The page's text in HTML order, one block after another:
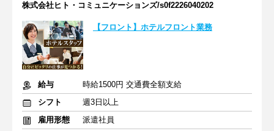
株式会社ヒト・コミュニケーションズ/s0f2226040202
【フロント】ホテルフロント業務
給与
時給1500円 交通費全額支給
シフト
週3日以上
雇用形態
派遣社員